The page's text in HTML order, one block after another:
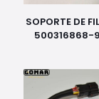
SOPORTE DE
500316868-